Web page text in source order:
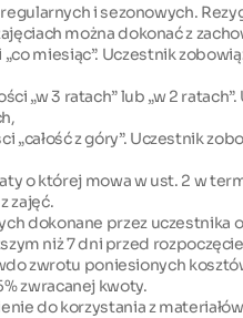
i sezonowych.
można dokonać z
miesiąc”. Uczestnik
„w 3 ratach” lub „w 2
z góry”. Uczestnik
o której mowa w ust. 2 w
zajęć.
dokonane przez
niż 7 dni przed
zwrotu poniesionych
zwracanej kwoty.
do korzystania z